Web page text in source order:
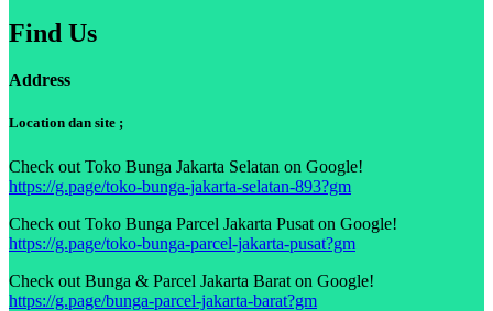
Find Us
Address
Location dan site ;
Check out Toko Bunga Jakarta Selatan on Google!
https://g.page/toko-bunga-jakarta-selatan-893?gm
Check out Toko Bunga Parcel Jakarta Pusat on Google!
https://g.page/toko-bunga-parcel-jakarta-pusat?gm
Check out Bunga & Parcel Jakarta Barat on Google!
https://g.page/bunga-parcel-jakarta-barat?gm